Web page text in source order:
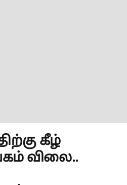
கீழ்
விலை..